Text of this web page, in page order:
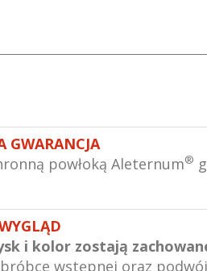
GWARANCJA
powłoką Aleternum®
i kolor zostają
wstępnej oraz